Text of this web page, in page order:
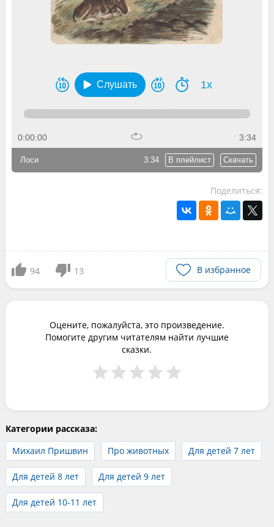
Слушать 1x
0:00:00 3:34
3:34 В плейлист Скачать
Лоси
Поделиться:
94 13 В избранное
Оцените, пожалуйста, это произведение.
Помогите другим читателям найти лучшие
сказки.
Категории рассказа:
Михаил Пришвин
Про животных Для детей 7 лет
Для детей 8 лет Для детей 9 лет
Для детей 10-11 лет